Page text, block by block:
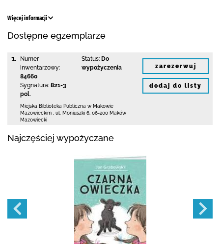
Więcej informacji
Dostępne egzemplarze
1.
Numer
inwentarzowy:
84660
Sygnatura: 821-3
pol.
Status: Do
wypożyczenia
Miejska Biblioteka Publiczna w Makowie
Mazowieckim
ul. Moniuszki 6 06-200 Maków
Mazowiecki
zarezerwuj
dodaj do listy
Najczęściej wypożyczane